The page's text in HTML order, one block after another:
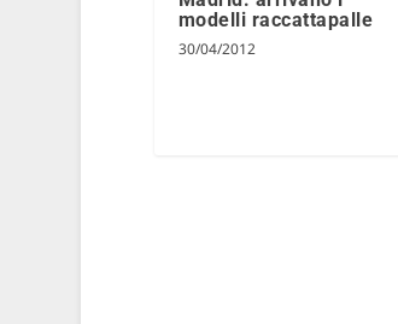
modelli raccattapalle
30/04/2012